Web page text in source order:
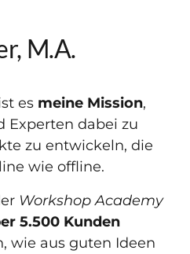
M.A.
es meine Mission,
Experten dabei zu
zu entwickeln, die
wie offline.
Workshop Academy
5.500 Kunden